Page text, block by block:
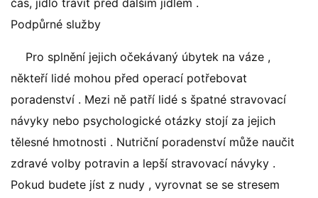
čas, jídlo trávit před dalším jídlem .
Podpůrné služby
Pro splnění jejich očekávaný úbytek na váze ,
někteří lidé mohou před operací potřebovat
poradenství . Mezi ně patří lidé s špatné stravovací
návyky nebo psychologické otázky stojí za jejich
tělesné hmotnosti . Nutriční poradenství může naučit
zdravé volby potravin a lepší stravovací návyky .
Pokud budete jíst z nudy , vyrovnat se se stresem